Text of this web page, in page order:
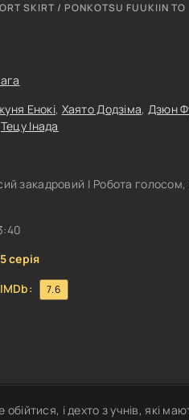
SKIRT / PONKOTSU FUUKIIN TO
Енокі, Хаято Додзіма, Дзюн
Тецу Інада
закадровий | Робота
серія
IMDb: 7.6
і дехто з учнів, які